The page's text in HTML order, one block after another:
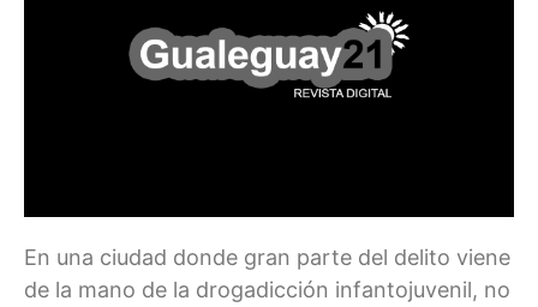
En una ciudad donde gran parte del delito viene
de la mano de la drogadicción infantojuvenil, no